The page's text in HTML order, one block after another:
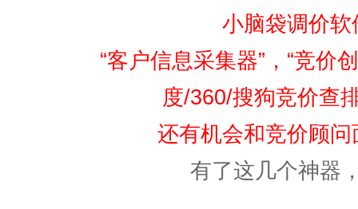
小脑袋调价
“客户信息采集器”，“竞价
度/360/搜狗竞价查
还有机会和竞价顾
有了这几个神器